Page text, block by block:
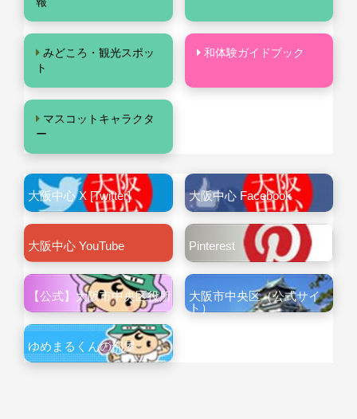
みどころ・観光スポッ
ト
和体験ガイドブック
マスコットキャラクタ
ー
大阪中心 X [Twitter] 大阪中心 Facebook
大阪中心 YouTube Pinterest
【公式】大阪市中央区役所
大阪市中央区（公式サイ
ト）
ゆめまるくんの部屋